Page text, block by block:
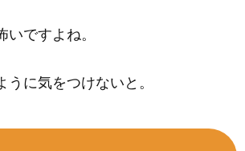
いですよね。
うに気をつけないと。